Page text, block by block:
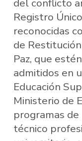
del conflicto
Registro
reconocidas
de
Paz, que
admitidos en
Educación
Ministerio de
programas
técnico